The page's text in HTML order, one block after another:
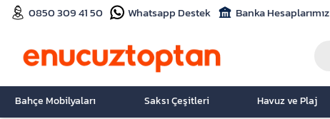
0850 309 41 50 Whatsapp Destek Banka Hesaplarımız
Bahçe Mobilyaları Saksı Çeşitleri Havuz ve Plaj